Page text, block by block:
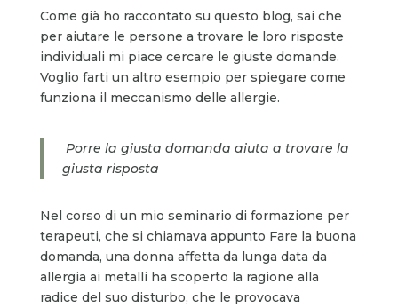
Come già ho raccontato su questo blog, sai che
per aiutare le persone a trovare le loro risposte
individuali mi piace cercare le giuste domande.
Voglio farti un altro esempio per spiegare come
funziona il meccanismo delle allergie.
Porre la giusta domanda aiuta a trovare la
giusta risposta
Nel corso di un mio seminario di formazione per
terapeuti, che si chiamava appunto Fare la buona
domanda, una donna affetta da lunga data da
allergia ai metalli ha scoperto la ragione alla
radice del suo disturbo, che le provocava